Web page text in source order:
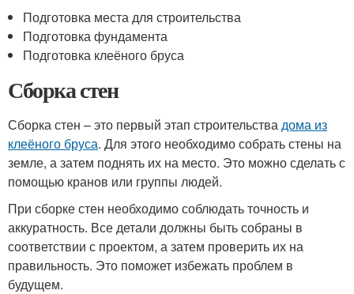
Подготовка места для строительства
Подготовка фундамента
Подготовка клеёного бруса
Сборка стен
Сборка стен – это первый этап строительствадома из
клеёного бруса. Для этого необходимо собрать стены на
земле, а затем поднять их на место. Это можно сделать с
помощью кранов или группы людей.
При сборке стен необходимо соблюдать точность и
аккуратность. Все детали должны быть собраны в
соответствии с проектом, а затем проверить их на
правильность. Это поможет избежать проблем в
будущем.